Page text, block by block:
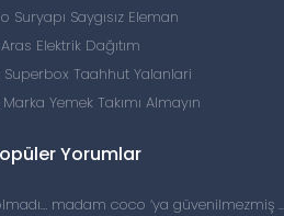
Suryapı Saygısız Eleman
Elektrik Dağıtım
Superbox Taahhut Yalanlari
Yemek Takımı Almayın
Yorumlar
madam coco ‘ya güvenilmezmiş